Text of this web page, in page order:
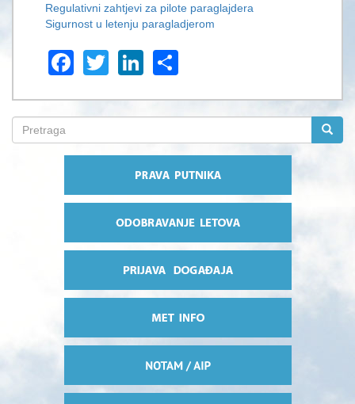
Regulativni zahtjevi za pilote paraglajdera
Sigurnost u letenju paragladjerom
Facebook
TwitterLinkedIn
Search